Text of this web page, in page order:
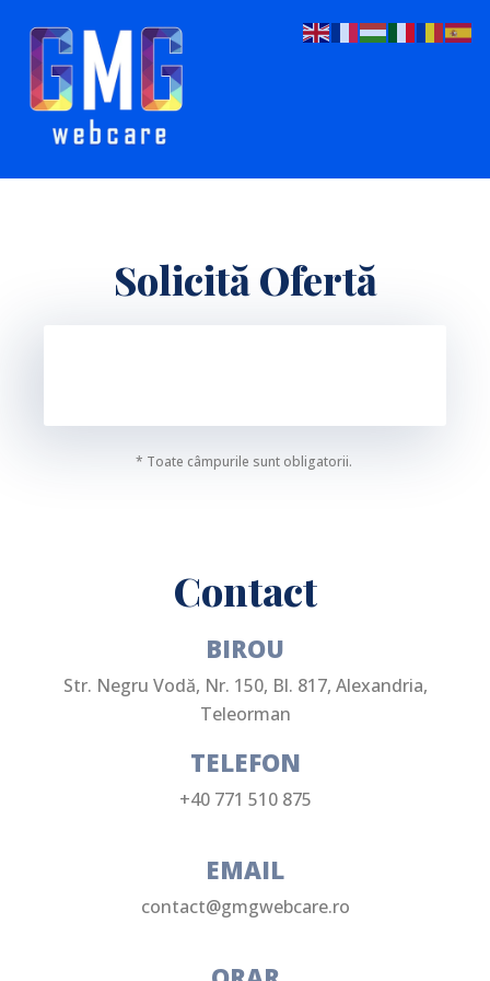
Solicită Ofertă
* Toate câmpurile sunt obligatorii.
Contact
BIROU
Str. Negru Vodă, Nr. 150, Bl. 817, Alexandria,
Teleorman
TELEFON
+40 771 510 875
EMAIL
contact@gmgwebcare.ro